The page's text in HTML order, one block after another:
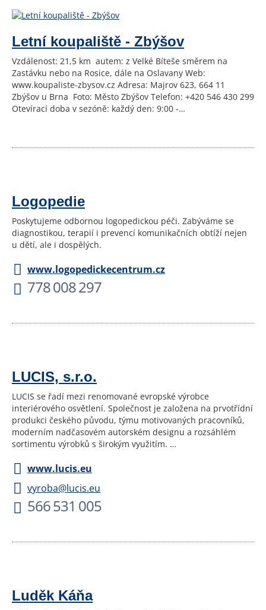
Letní koupaliště - Zbýšov
Vzdálenost: 21,5 km autem: z Velké Bíteše směrem na
Zastávku nebo na Rosice, dále na Oslavany Web:
www.koupaliste-zbysov.cz Adresa: Majrov 623, 664 11
Zbýšov u Brna Foto: Město Zbýšov Telefon: +420 546 430 299
Otevírací doba v sezóně: každý den: 9:00 -…
Logopedie
Poskytujeme odbornou logopedickou péči. Zabýváme se
diagnostikou, terapií i prevencí komunikačních obtíží nejen
u dětí, ale i dospělých.
www.logopedickecentrum.cz
778 008 297
LUCIS, s.r.o.
LUCIS se řadí mezi renomované evropské výrobce
interiérového osvětlení. Společnost je založena na prvotřídní
produkci českého původu, týmu motivovaných pracovníků,
moderním nadčasovém autorském designu a rozsáhlém
sortimentu výrobků s širokým využitím. …
www.lucis.eu
vyroba@lucis.eu
566 531 005
Luděk Káňa